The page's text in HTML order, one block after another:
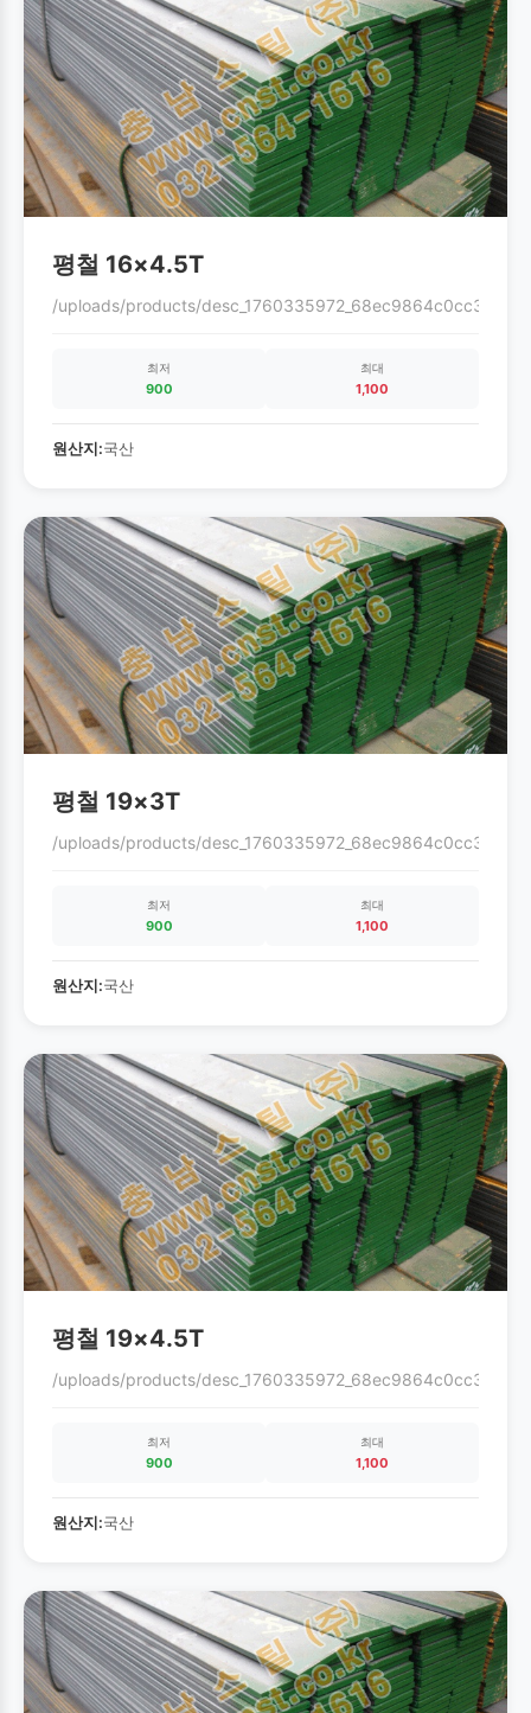
평철 16×4.5T
/uploads/products/desc_1760335972_68ec9864c0cc3.gif
최저
900
최대
1,100
원산지:국산
평철 19×3T
/uploads/products/desc_1760335972_68ec9864c0cc3.gif
최저
900
최대
1,100
원산지:국산
평철 19×4.5T
/uploads/products/desc_1760335972_68ec9864c0cc3.gif
최저
900
최대
1,100
원산지:국산